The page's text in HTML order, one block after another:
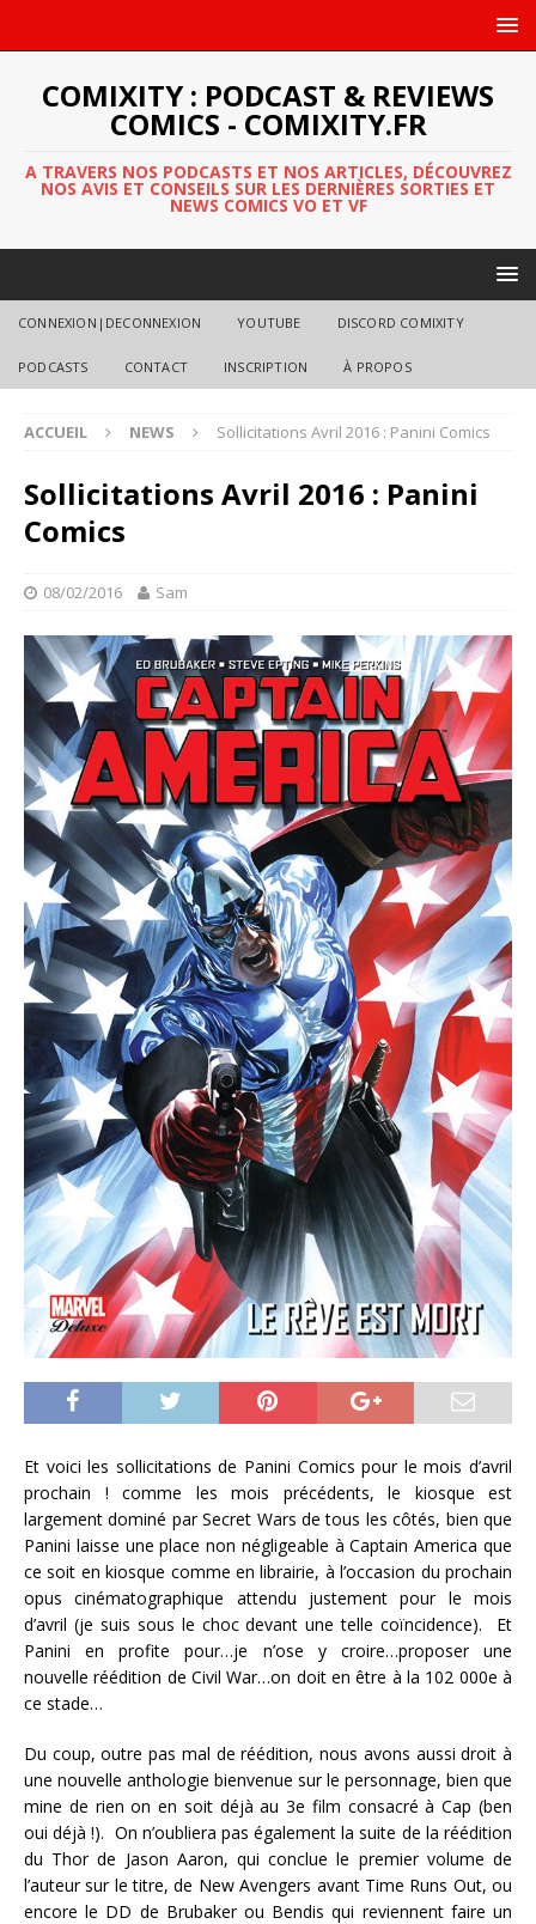
COMIXITY : PODCAST & REVIEWS
COMICS - COMIXITY.FR
A TRAVERS NOS PODCASTS ET NOS ARTICLES, DÉCOUVREZ
NOS AVIS ET CONSEILS SUR LES DERNIÈRES SORTIES ET
NEWS COMICS VO ET VF
CONNEXION|DECONNEXION YOUTUBE DISCORD COMIXITY
PODCASTS CONTACT INSCRIPTION À PROPOS
ACCUEIL NEWS Sollicitations Avril 2016 : Panini Comics
Sollicitations Avril 2016 : Panini
Comics
08/02/2016 Sam
Et voici les sollicitations de Panini Comics pour le mois d’avril
prochain ! comme les mois précédents, le kiosque est
largement dominé par Secret Wars de tous les côtés, bien que
Panini laisse une place non négligeable à Captain America que
ce soit en kiosque comme en librairie, à l’occasion du prochain
opus cinématographique attendu justement pour le mois
d’avril (je suis sous le choc devant une telle coïncidence). Et
Panini en profite pour…je n’ose y croire…proposer une
nouvelle réédition de Civil War…on doit en être à la 102 000e à
ce stade…
Du coup, outre pas mal de réédition, nous avons aussi droit à
une nouvelle anthologie bienvenue sur le personnage, bien que
mine de rien on en soit déjà au 3e film consacré à Cap (ben
oui déjà !). On n’oubliera pas également la suite de la réédition
du Thor de Jason Aaron, qui conclue le premier volume de
l’auteur sur le titre, de New Avengers avant Time Runs Out, ou
encore le DD de Brubaker ou Bendis qui reviennent faire un